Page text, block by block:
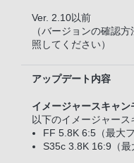
Ver. 2.10以前
（バージョンの確認
照してください）
アップデート内容
イメージャースキャン
以下のイメージャー
FF 5.8K 6:5（最大
S35c 3.8K 16:9（最